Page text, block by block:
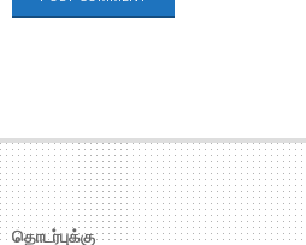
தொடர்புக்கு